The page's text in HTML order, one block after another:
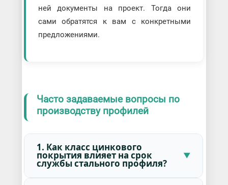
ней документы на проект. Тогда они
сами обратятся к вам с конкретными
предложениями.
Часто задаваемые вопросы по
производству профилей
1. Как класс цинкового
покрытия влияет на срок
службы стального профиля?